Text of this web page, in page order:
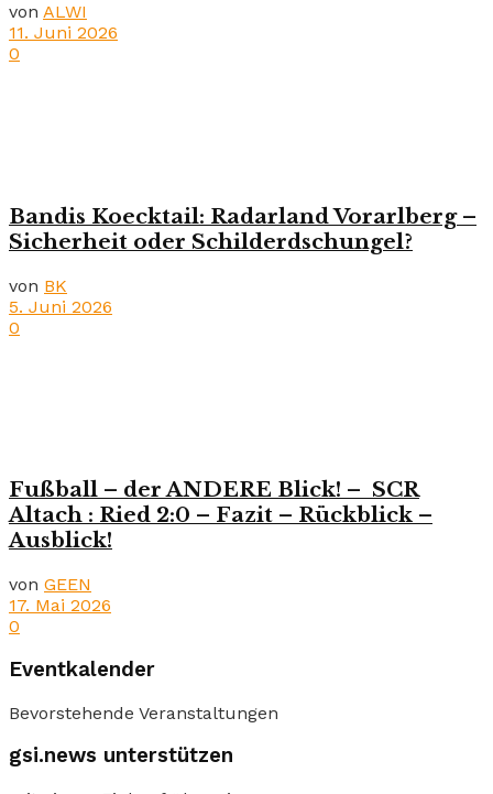
von ALWI
11. Juni 2026
0
Bandis Koecktail: Radarland Vorarlberg –
Sicherheit oder Schilderdschungel?
von BK
5. Juni 2026
0
Fußball – der ANDERE Blick! – SCR
Altach : Ried 2:0 – Fazit – Rückblick –
Ausblick!
von GEEN
17. Mai 2026
0
Eventkalender
Bevorstehende Veranstaltungen
gsi.news unterstützen